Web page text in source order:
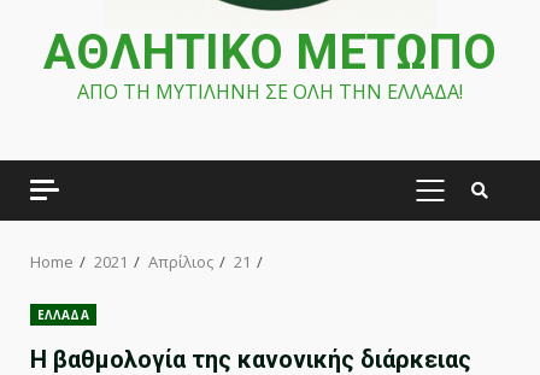
ΑΘΛΗΤΙΚΟ ΜΕΤΩΠΟ
ΑΠΟ ΤΗ ΜΥΤΙΛΗΝΗ ΣΕ ΟΛΗ ΤΗΝ ΕΛΛΑΔΑ!
PRIMARY
Home 2021 Απρίλιος 21
ΕΛΛΑΔΑ
Η βαθμολογία της κανονικής διάρκειας